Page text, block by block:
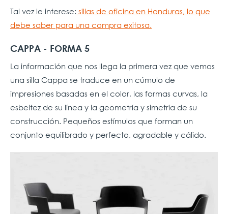
Tal vez le interese: sillas de oficina en Honduras, lo que
debe saber para una compra exitosa.
CAPPA - FORMA 5
La información que nos llega la primera vez que vemos
una silla Cappa se traduce en un cúmulo de
impresiones basadas en el color, las formas curvas, la
esbeltez de su línea y la geometría y simetría de su
construcción. Pequeños estímulos que forman un
conjunto equilibrado y perfecto, agradable y cálido.